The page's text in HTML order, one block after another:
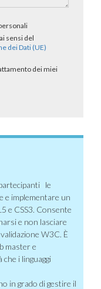
sensi del
dei Dati (UE)
dei miei
le
e implementare un
e CSS3. Consente
e non lasciare
W3C. È
master e
i linguaggi
in grado di gestire il